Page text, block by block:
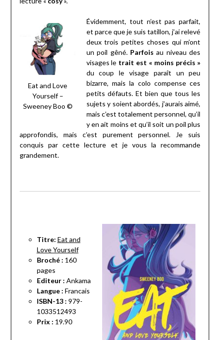
Eat and Love
Yourself –
Sweeney Boo ©
Évidemment, tout n’est pas parfait,
et parce que je suis tatillon, j’ai relevé
deux trois petites choses qui m’ont
un poil gêné. Parfois au niveau des
visages le trait est « moins précis »
du coup le visage paraît un peu
bizarre, mais la colo compense ces
petits défauts. Et bien que tous les
sujets y soient abordés, j’aurais aimé,
mais c’est totalement personnel, qu’il
y en ait moins et qu’il soit un poil plus
approfondis, mais c’est purement personnel. Je suis
conquis par cette lecture et je vous la recommande
grandement.
Titre: Eat and
Love Yourself
Broché : 160
pages
Editeur : Ankama
Langue : Francais
ISBN-13 : 979-
1033512493
Prix : 19.90